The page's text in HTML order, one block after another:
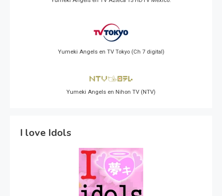
Yumeki Angels en TV Tokyo (Ch 7 digital)
Yumeki Angels en Nihon TV (NTV)
I love Idols